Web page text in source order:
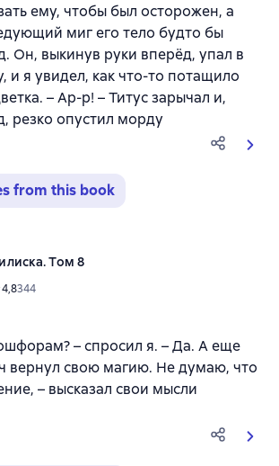
ему, чтобы был осторожен, а
миг его тело будто бы
Он, выкинув руки вперёд, упал в
и я увидел, как что-то потащило
– Ар-р! – Титус зарычал и,
резко опустил морду
from this book
Том 8
рейтинг 4,8 на основе 344 оценок
4,8344
– спросил я. – Да. А еще
вернул свою магию. Не думаю, что
– высказал свои мысли